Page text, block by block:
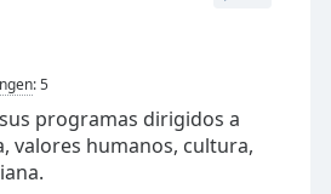
:5
programas dirigidos a
valores humanos, cultura,